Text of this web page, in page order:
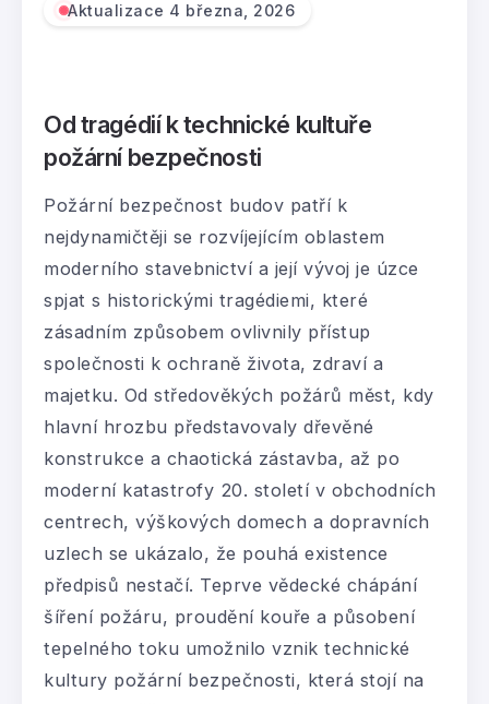
Aktualizace 4 března, 2026
Od tragédií k technické kultuře
požární bezpečnosti
Požární bezpečnost budov patří k
nejdynamičtěji se rozvíjejícím oblastem
moderního stavebnictví a její vývoj je úzce
spjat s historickými tragédiemi, které
zásadním způsobem ovlivnily přístup
společnosti k ochraně života, zdraví a
majetku. Od středověkých požárů měst, kdy
hlavní hrozbu představovaly dřevěné
konstrukce a chaotická zástavba, až po
moderní katastrofy 20. století v obchodních
centrech, výškových domech a dopravních
uzlech se ukázalo, že pouhá existence
předpisů nestačí. Teprve vědecké chápání
šíření požáru, proudění kouře a působení
tepelného toku umožnilo vznik technické
kultury požární bezpečnosti, která stojí na